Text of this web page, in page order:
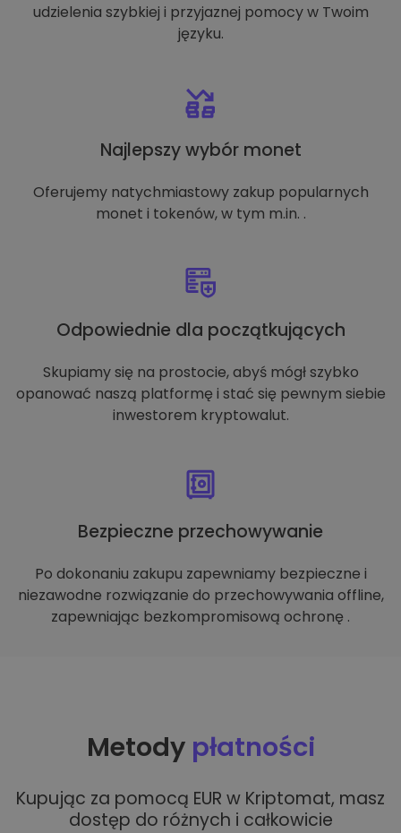
udzielenia szybkiej i przyjaznej pomocy w Twoim
języku.
Najlepszy wybór monet
Oferujemy natychmiastowy zakup popularnych
monet i tokenów, w tym m.in. .
Odpowiednie dla początkujących
Skupiamy się na prostocie, abyś mógł szybko
opanować naszą platformę i stać się pewnym siebie
inwestorem kryptowalut.
Bezpieczne przechowywanie
Po dokonaniu zakupu zapewniamy bezpieczne i
niezawodne rozwiązanie do przechowywania offline,
zapewniając bezkompromisową ochronę .
Metody płatności
Kupując za pomocą EUR w Kriptomat, masz
dostęp do różnych i całkowicie